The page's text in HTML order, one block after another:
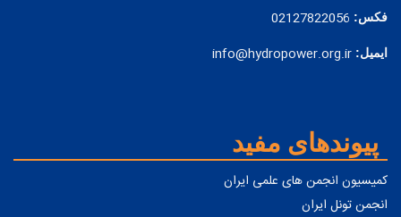
فکس: 02127822056
ایمیل: info@hydropower.org.ir
پیوندهای مفید
کمیسیون انجمن های علمی ایران
انجمن تونل ایران